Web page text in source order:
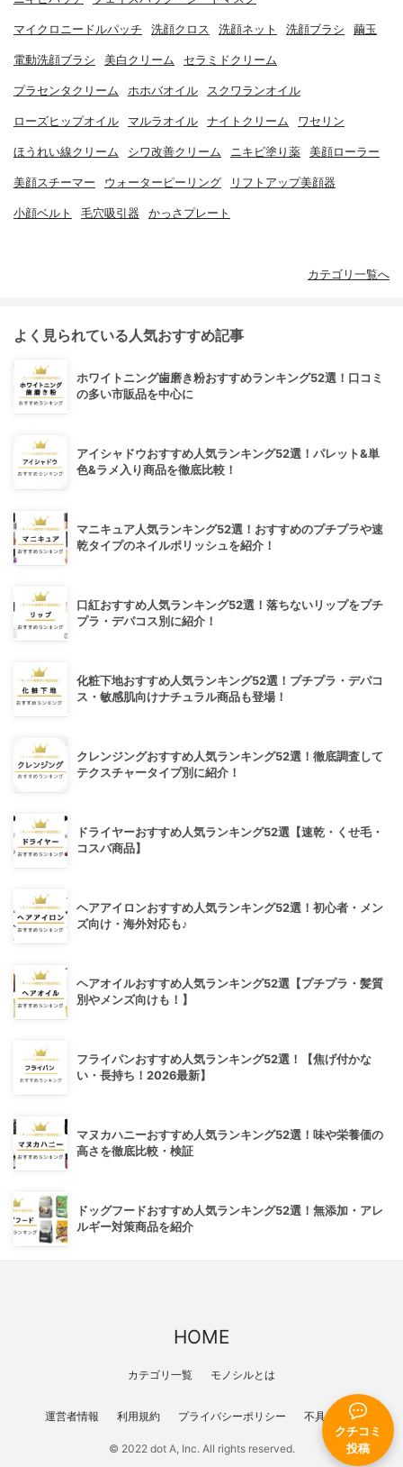
クチコミ
投稿
マイクロニードルパッチ 洗顔クロス 洗顔ネット 洗顔ブラシ 繭玉
電動洗顔ブラシ 美白クリーム セラミドクリーム
プラセンタクリーム ホホバオイル スクワランオイル
ローズヒップオイル マルラオイル ナイトクリーム ワセリン
ほうれい線クリーム シワ改善クリーム ニキビ塗り薬 美顔ローラー
美顔スチーマー ウォーターピーリング リフトアップ美顔器
小顔ベルト 毛穴吸引器 かっさプレート
カテゴリ一覧へ
よく見られている人気おすすめ記事
ホワイトニング歯磨き粉おすすめランキング52選！口コミ
の多い市販品を中心に
アイシャドウおすすめ人気ランキング52選！パレット&単
色&ラメ入り商品を徹底比較！
マニキュア人気ランキング52選！おすすめのプチプラや速
乾タイプのネイルポリッシュを紹介！
口紅おすすめ人気ランキング52選！落ちないリップをプチ
プラ・デパコス別に紹介！
化粧下地おすすめ人気ランキング52選！プチプラ・デパコ
ス・敏感肌向けナチュラル商品も登場！
クレンジングおすすめ人気ランキング52選！徹底調査して
テクスチャータイプ別に紹介！
ドライヤーおすすめ人気ランキング52選【速乾・くせ毛・
コスパ商品】
ヘアアイロンおすすめ人気ランキング52選！初心者・メン
ズ向け・海外対応も♪
ヘアオイルおすすめ人気ランキング52選【プチプラ・髪質
別やメンズ向けも！】
フライパンおすすめ人気ランキング52選！【焦げ付かな
い・長持ち！2026最新】
マヌカハニーおすすめ人気ランキング52選！味や栄養価の
高さを徹底比較・検証
ドッグフードおすすめ人気ランキング52選！無添加・アレ
ルギー対策商品を紹介
HOME
カテゴリ一覧 モノシルとは
運営者情報 利用規約 プライバシーポリシー 不具合報告
© 2022 dot A, Inc. All rights reserved.